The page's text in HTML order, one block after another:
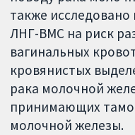
также
ЛНГ-ВМС на риск
вагинальных
кровянистых
рака молочной
принимающих
молочной железы.